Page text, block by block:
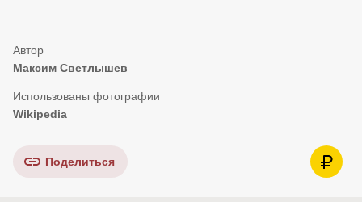
Максим Светлышев
Wikipedia
Поделиться